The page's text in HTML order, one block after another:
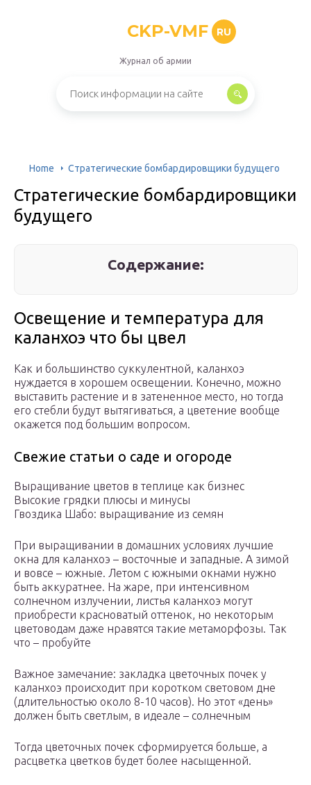
CKP-VMF RU
Журнал об армии
Home Стратегические бомбардировщики будущего
Стратегические бомбардировщики
будущего
Содержание:
Освещение и температура для
каланхоэ что бы цвел
Как и большинство суккулентной, каланхоэ
нуждается в хорошем освещении. Конечно, можно
выставить растение и в затененное место, но тогда
его стебли будут вытягиваться, а цветение вообще
окажется под большим вопросом.
Свежие статьи о саде и огороде
Выращивание цветов в теплице как бизнес
Высокие грядки плюсы и минусы
Гвоздика Шабо: выращивание из семян
При выращивании в домашних условиях лучшие
окна для каланхоэ – восточные и западные. А зимой
и вовсе – южные. Летом с южными окнами нужно
быть аккуратнее. На жаре, при интенсивном
солнечном излучении, листья каланхоэ могут
приобрести красноватый оттенок, но некоторым
цветоводам даже нравятся такие метаморфозы. Так
что – пробуйте
Важное замечание: закладка цветочных почек у
каланхоэ происходит при коротком световом дне
(длительностью около 8-10 часов). Но этот «день»
должен быть светлым, в идеале – солнечным
Тогда цветочных почек сформируется больше, а
расцветка цветков будет более насыщенной.